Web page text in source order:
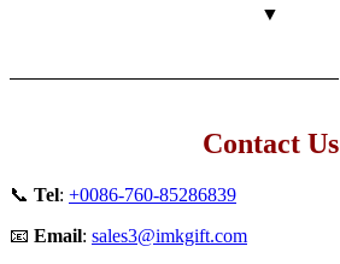
▼
Contact Us
📞 Tel: +0086-760-85286839
📧 Email: sales3@imkgift.com